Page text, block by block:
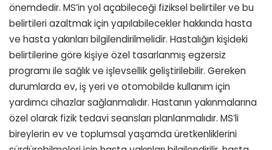
önemdedir. MS’in yol açabileceği fiziksel belirtiler ve bu
belirtileri azaltmak için yapılabilecekler hakkında hasta
ve hasta yakınları bilgilendirilmelidir. Hastalığın kişideki
belirtilerine göre kişiye özel tasarlanmış egzersiz
programı ile sağlık ve işlevsellik geliştirilebilir. Gereken
durumlarda ev, iş yeri ve otomobilde kullanım için
yardımcı cihazlar sağlanmalıdır. Hastanın yakınmalarına
özel olarak fizik tedavi seansları planlanmalıdır. MS’li
bireylerin ev ve toplumsal yaşamda üretkenliklerini